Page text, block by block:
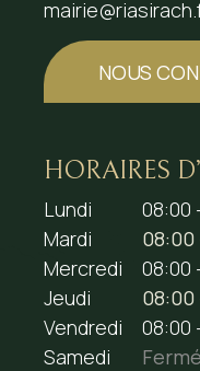
NOUS
HORAIRES
Lundi
08:00
Mardi
08:00
Mercredi
08:00
Jeudi
08:00
Vendredi
08:00
Samedi
Fermé